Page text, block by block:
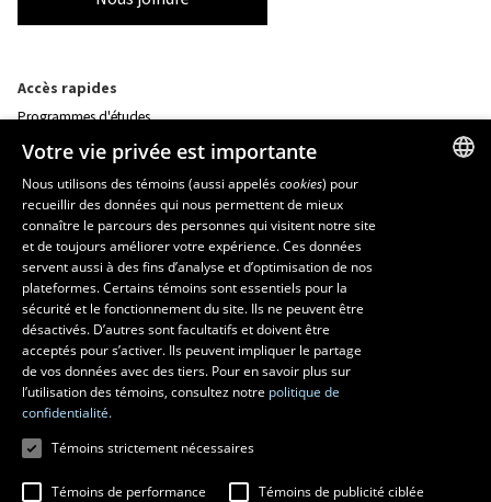
Accès rapides
Programmes d'études
Nos départements et école
Foire aux questions
Ressources
monPortail
MESURES D'URGENCE
Composer le418 656-5555
Votre vie privée est importante
Nous utilisons des témoins (aussi appeléscookies) pour
recueillir des données qui nous permettent de mieux
connaître le parcours des personnes qui visitent notre site
et de toujours améliorer votre expérience. Ces données
servent aussi à des fins d’analyse et d’optimisation de nos
plateformes. Certains témoins sont essentiels pour la
sécurité et le fonctionnement du site. Ils ne peuvent être
désactivés. D’autres sont facultatifs et doivent être
acceptés pour s’activer. Ils peuvent impliquer le partage
de vos données avec des tiers. Pour en savoir plus sur
l’utilisation des témoins, consultez notre politique de
confidentialité.
Témoins strictement nécessaires
Témoins de performance Témoins de publicité ciblée